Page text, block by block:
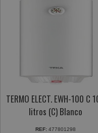
TERMO ELECT. EWH-100 C
litros (C) Blanco
REF: 477801298